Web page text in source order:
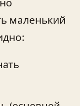
маленький